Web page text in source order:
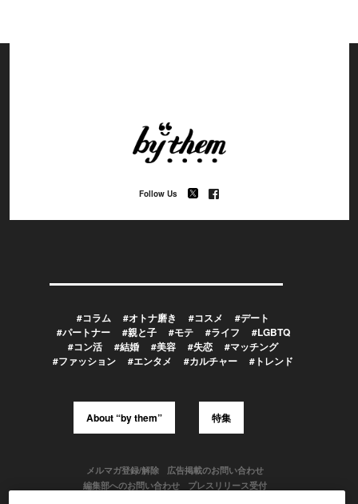
Follow Us
#コラム #オトナ磨き #コスメ
#デート
#パートナー
#親と子 #モテ #ライフ
#LGBTQ
#コン活
#結婚 #美容 #失恋
#マッチング
#ファッション
#エンタメ #カルチャー #トレンド
About “by them” 特集
メルマガ登録/解除
広告掲載のお問い合わせ
編集部へのお問い合わせ
プレスリリース受付